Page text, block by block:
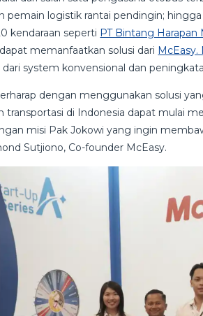
pemain logistik rantai pendingin;
kendaraan seperti PT Bintang Harapan
memanfaatkan solusi dari McEasy.
dari system konvensional dan
dengan menggunakan solusi
transportasi di Indonesia dapat mulai
misi Pak Jokowi yang ingin
Sutjiono, Co-founder McEasy.